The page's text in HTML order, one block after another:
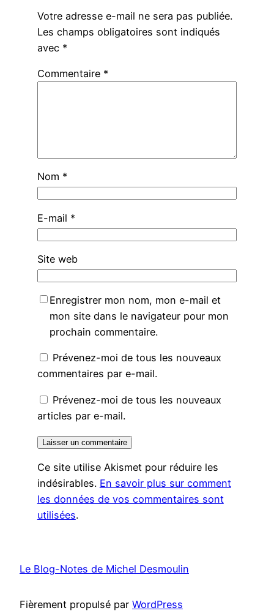
Votre adresse e-mail ne sera pas publiée.
Les champs obligatoires sont indiqués
avec *
Commentaire *
Nom *
E-mail *
Site web
Enregistrer mon nom, mon e-mail et
mon site dans le navigateur pour mon
prochain commentaire.
Prévenez-moi de tous les nouveaux
commentaires par e-mail.
Prévenez-moi de tous les nouveaux
articles par e-mail.
Ce site utilise Akismet pour réduire les
indésirables. En savoir plus sur comment
les données de vos commentaires sont
utilisées.
Le Blog-Notes de Michel Desmoulin
Fièrement propulsé par WordPress